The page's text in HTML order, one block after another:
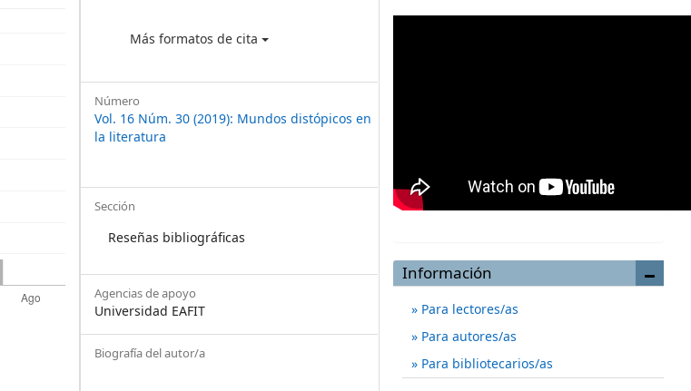
Más formatos de cita
Número
Vol. 16 Núm. 30 (2019): Mundos distópicos en
la literatura
Sección
Reseñas bibliográficas
Agencias de apoyo
Universidad EAFIT
Biografía del autor/a
Información
Para lectores/as
Para autores/as
Para bibliotecarios/as